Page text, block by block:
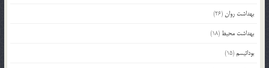
بهداشت روان(26)
بهداشت محیط (18)
بودائیسم(15)